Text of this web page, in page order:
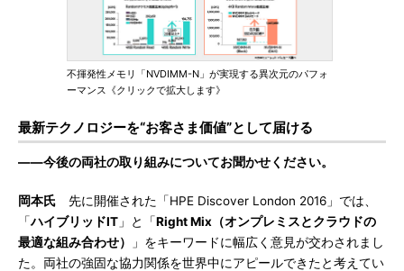
不揮発性メモリ「NVDIMM-N」が実現する異次元のパフォ
ーマンス《クリックで拡大します》
最新テクノロジーを“お客さま価値”として届ける
――今後の両社の取り組みについてお聞かせください。
岡本氏 先に開催された「HPE Discover London 2016」では、
「ハイブリッドIT 」と「Right Mix（オンプレミスとクラウドの
最適な組み合わせ）
」をキーワードに幅広く意見が交わされまし
た。両社の強固な協力関係を世界中にアピールできたと考えてい